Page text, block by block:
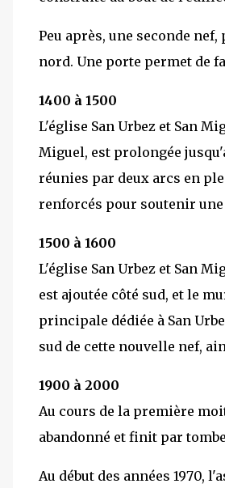
Peu après, une seconde
nord. Une porte permet de
1400 à 1500
L'église San Urbez et San
Miguel, est prolongée
réunies par deux arcs en
renforcés pour soutenir
1500 à 1600
L'église San Urbez et San
est ajoutée côté sud, et le
principale dédiée à San
sud de cette nouvelle nef,
1900 à 2000
Au cours de la première
abandonné et finit par
Au début des années 1970,